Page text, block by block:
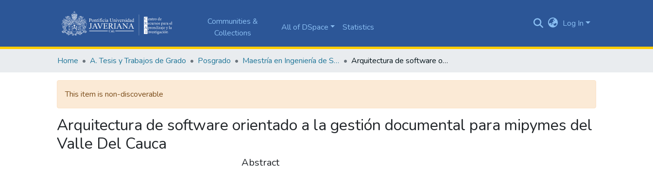
Communities &
Collections
All of DSpace Statistics Log In
Home A. Tesis y Trabajos de Grado Posgrado Maestría en Ingeniería de Software Arquitectura de software orientado a la gestión documental para mipymes del Valle Del Cauca
This item is non-discoverable
Arquitectura de software orientado a la gestión documental para mipymes del
Valle Del Cauca
Abstract